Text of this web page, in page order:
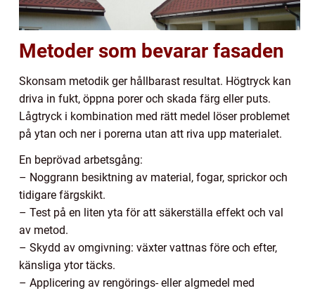
Metoder som bevarar fasaden
Skonsam metodik ger hållbarast resultat. Högtryck kan
driva in fukt, öppna porer och skada färg eller puts.
Lågtryck i kombination med rätt medel löser problemet
på ytan och ner i porerna utan att riva upp materialet.
En beprövad arbetsgång:
– Noggrann besiktning av material, fogar, sprickor och
tidigare färgskikt.
– Test på en liten yta för att säkerställa effekt och val
av metod.
– Skydd av omgivning: växter vattnas före och efter,
känsliga ytor täcks.
– Applicering av rengörings- eller algmedel med